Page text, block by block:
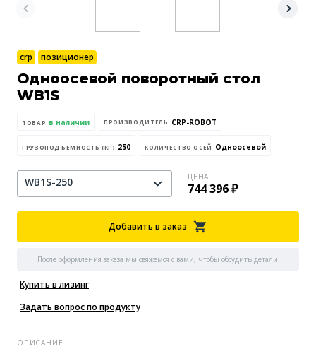
crp позиционер
Одноосевой поворотный стол
WB1S
ТОВАР в наличии ПРОИЗВОДИТЕЛЬ CRP-ROBOT
ГРУЗОПОДЪЕМНОСТЬ (КГ) 250 КОЛИЧЕСТВО ОСЕЙ Одноосевой
WB1S-250 ЦЕНА
744 396 ₽
Добавить в заказ
После оформления заказа мы свяжемся с вами, чтобы обсудить детали
Купить в лизинг
Задать вопрос по продукту
ОПИСАНИЕ